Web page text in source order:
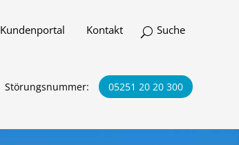
Kundenportal Kontakt
Störungsnummer: 05251 20 20 300